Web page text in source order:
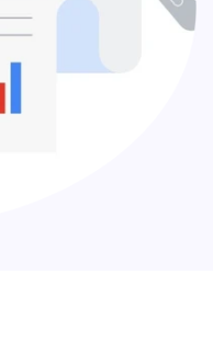
pour
Shopify